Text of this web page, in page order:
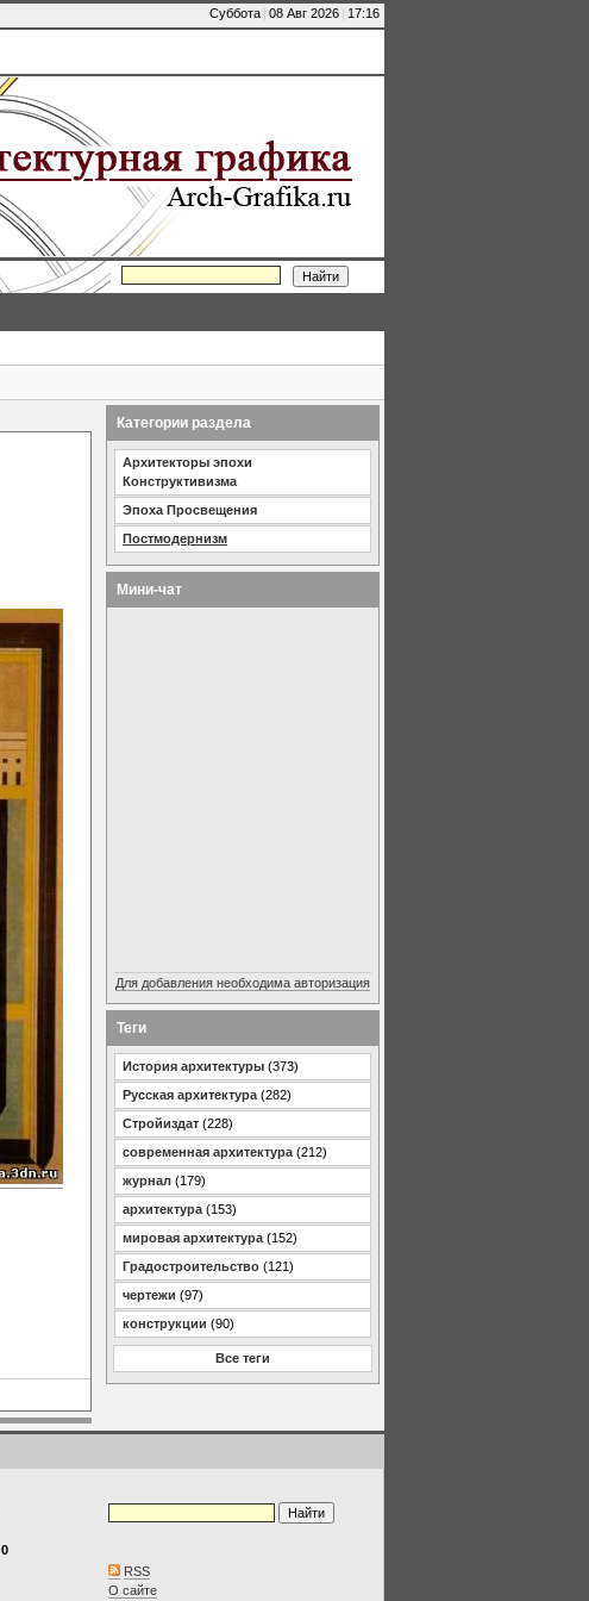
Суббота | 08 Авг 2026 | 17:16
Категории раздела
Архитекторы эпохи
Конструктивизма
Эпоха Просвещения
Постмодернизм
Мини-чат
Для добавления необходима авторизация
Теги
История архитектуры (373)
Русская архитектура (282)
Стройиздат (228)
современная архитектура (212)
журнал (179)
архитектура (153)
мировая архитектура (152)
Градостроительство (121)
чертежи (97)
конструкции (90)
Все теги
0
RSS
О сайте